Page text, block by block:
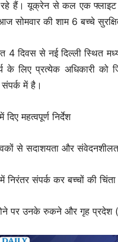
रहे हैं। यूक्रेन से कल एक
सोमवार की शाम 6 बच्चे
4 दिवस से नई दिल्ली स्थित
के लिए प्रत्येक अधिकारी को
संपर्क में है।
महत्वपूर्ण निर्देश
से सदाशयता और
में निरंतर संपर्क कर बच्चों की
पर उनके रुकने और गृह प्रदेश